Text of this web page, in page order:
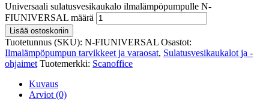
Universaali sulatusvesikaukalo ilmalämpöpumpulle N-
FIUNIVERSAL määrä
Lisää ostoskoriin
Tuotetunnus (SKU): N-FIUNIVERSAL Osastot:
Ilmalämpöpumpun tarvikkeet ja varaosat, Sulatusvesikaukalot ja -
ohjaimet Tuotemerkki: Scanoffice
Kuvaus
Arviot (0)